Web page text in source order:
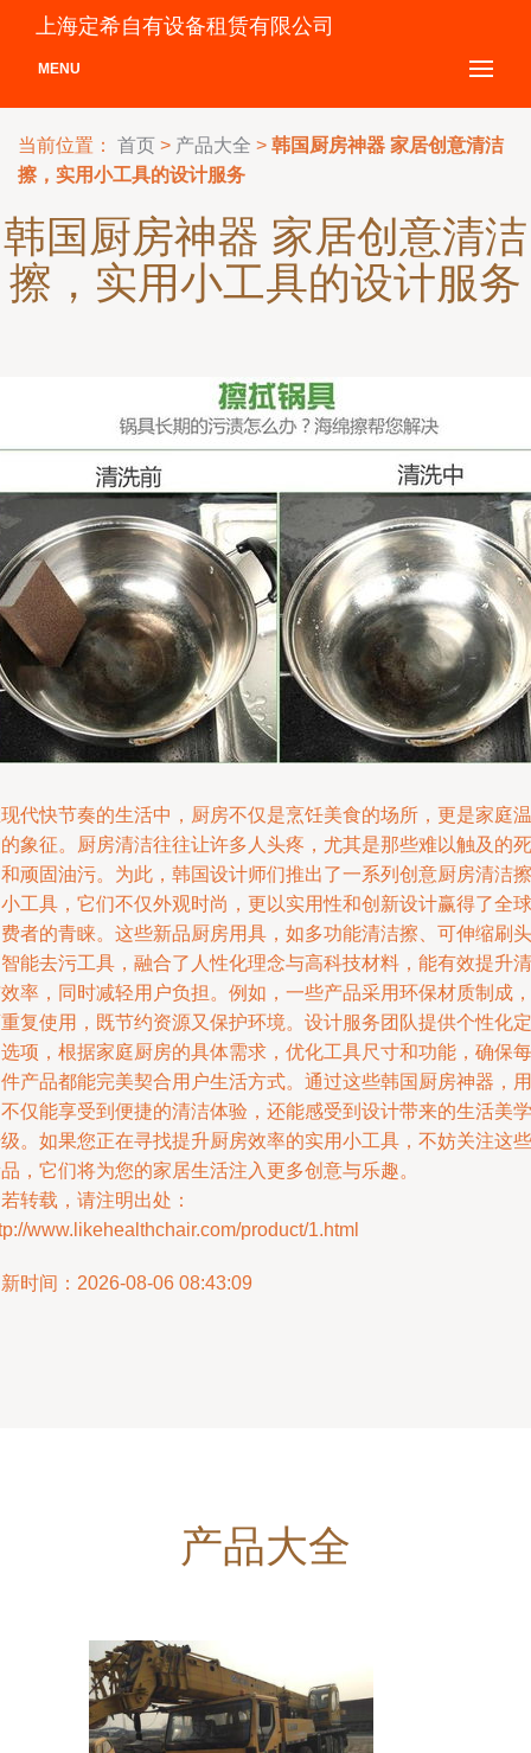
上海定希自有设备租赁有限公司
MENU
当前位置： 首页 > 产品大全 > 韩国厨房神器 家居创意清洁
擦，实用小工具的设计服务
韩国厨房神器 家居创意清洁
擦，实用小工具的设计服务
代快节奏的生活中，厨房不仅是烹饪美食的场所，更是家庭温
象征。厨房清洁往往让许多人头疼，尤其是那些难以触及的死
顽固油污。为此，韩国设计师们推出了一系列创意厨房清洁擦
工具，它们不仅外观时尚，更以实用性和创新设计赢得了全球
者的青睐。这些新品厨房用具，如多功能清洁擦、可伸缩刷头
能去污工具，融合了人性化理念与高科技材料，能有效提升清
率，同时减轻用户负担。例如，一些产品采用环保材质制成，
复使用，既节约资源又保护环境。设计服务团队提供个性化定
项，根据家庭厨房的具体需求，优化工具尺寸和功能，确保每
产品都能完美契合用户生活方式。通过这些韩国厨房神器，用
仅能享受到便捷的清洁体验，还能感受到设计带来的生活美学
。如果您正在寻找提升厨房效率的实用小工具，不妨关注这些
，它们将为您的家居生活注入更多创意与乐趣。
转载，请注明出处：
www.likehealthchair.com/product/1.html
时间：2026-08-06 08:43:09
产品大全